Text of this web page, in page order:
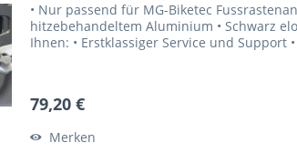
• Nur passend für MG-Biketec
hitzebehandeltem Aluminium • Schwarz
Ihnen: • Erstklassiger Service und Support
79,20 €
Merken